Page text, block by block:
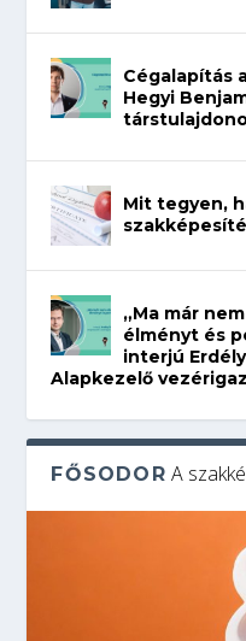
Cégalapítás
Hegyi
Mit tegyen,
„Ma már
élményt és
interjú
Alapkezelő
FŐSODOR A